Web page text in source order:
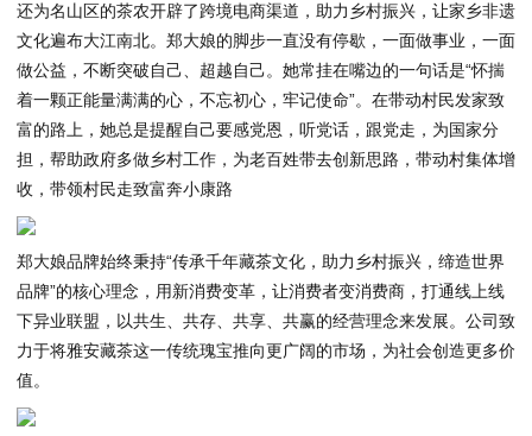
还为名山区的茶农开辟了跨境电商渠道，助力乡村振兴，让家乡非遗
文化遍布大江南北。郑大娘的脚步一直没有停歇，一面做事业，一面
做公益，不断突破自己、超越自己。她常挂在嘴边的一句话是“怀揣
着一颗正能量满满的心，不忘初心，牢记使命”。在带动村民发家致
富的路上，她总是提醒自己要感党恩，听党话，跟党走，为国家分
担，帮助政府多做乡村工作，为老百姓带去创新思路，带动村集体增
收，带领村民走致富奔小康路
郑大娘品牌始终秉持“传承千年藏茶文化，助力乡村振兴，缔造世界
品牌”的核心理念，用新消费变革，让消费者变消费商，打通线上线
下异业联盟，以共生、共存、共享、共赢的经营理念来发展。公司致
力于将雅安藏茶这一传统瑰宝推向更广阔的市场，为社会创造更多价
值。